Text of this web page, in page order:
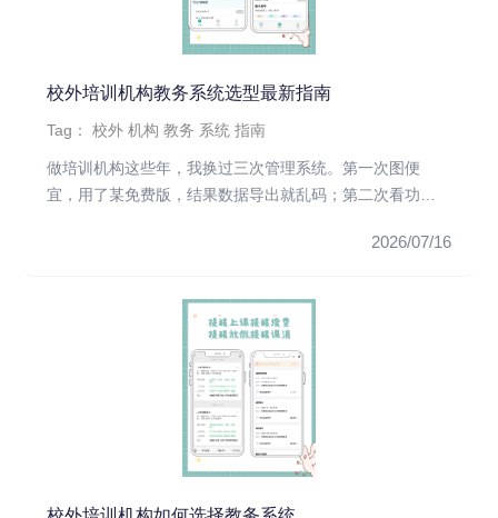
校外培训机构教务系统选型最新指南
Tag：校外 机构 教务 系统 指南
做培训机构这些年，我换过三次管理系统。第一次图便
宜，用了某免费版，结果数据导出就乱码；第二次看功能
2026/07/16